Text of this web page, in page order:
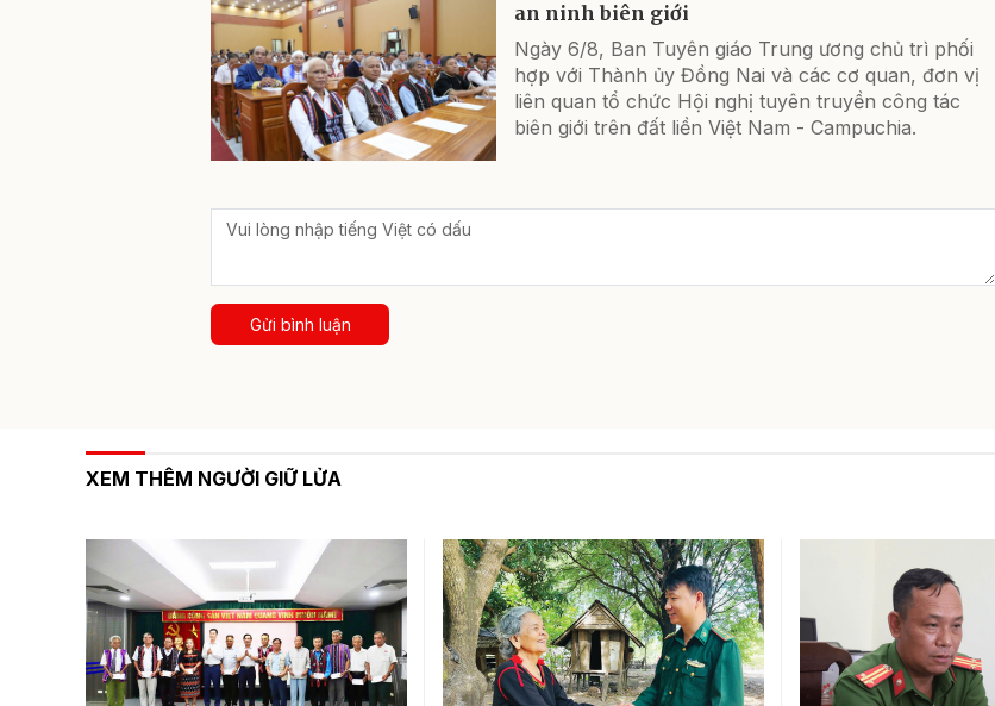
an ninh biên giới
Ngày 6/8, Ban Tuyên giáo Trung ương chủ trì phối
hợp với Thành ủy Đồng Nai và các cơ quan, đơn vị
liên quan tổ chức Hội nghị tuyên truyền công tác
biên giới trên đất liền Việt Nam - Campuchia.
Gửi bình luận
XEM THÊM NGƯỜI GIỮ LỬA